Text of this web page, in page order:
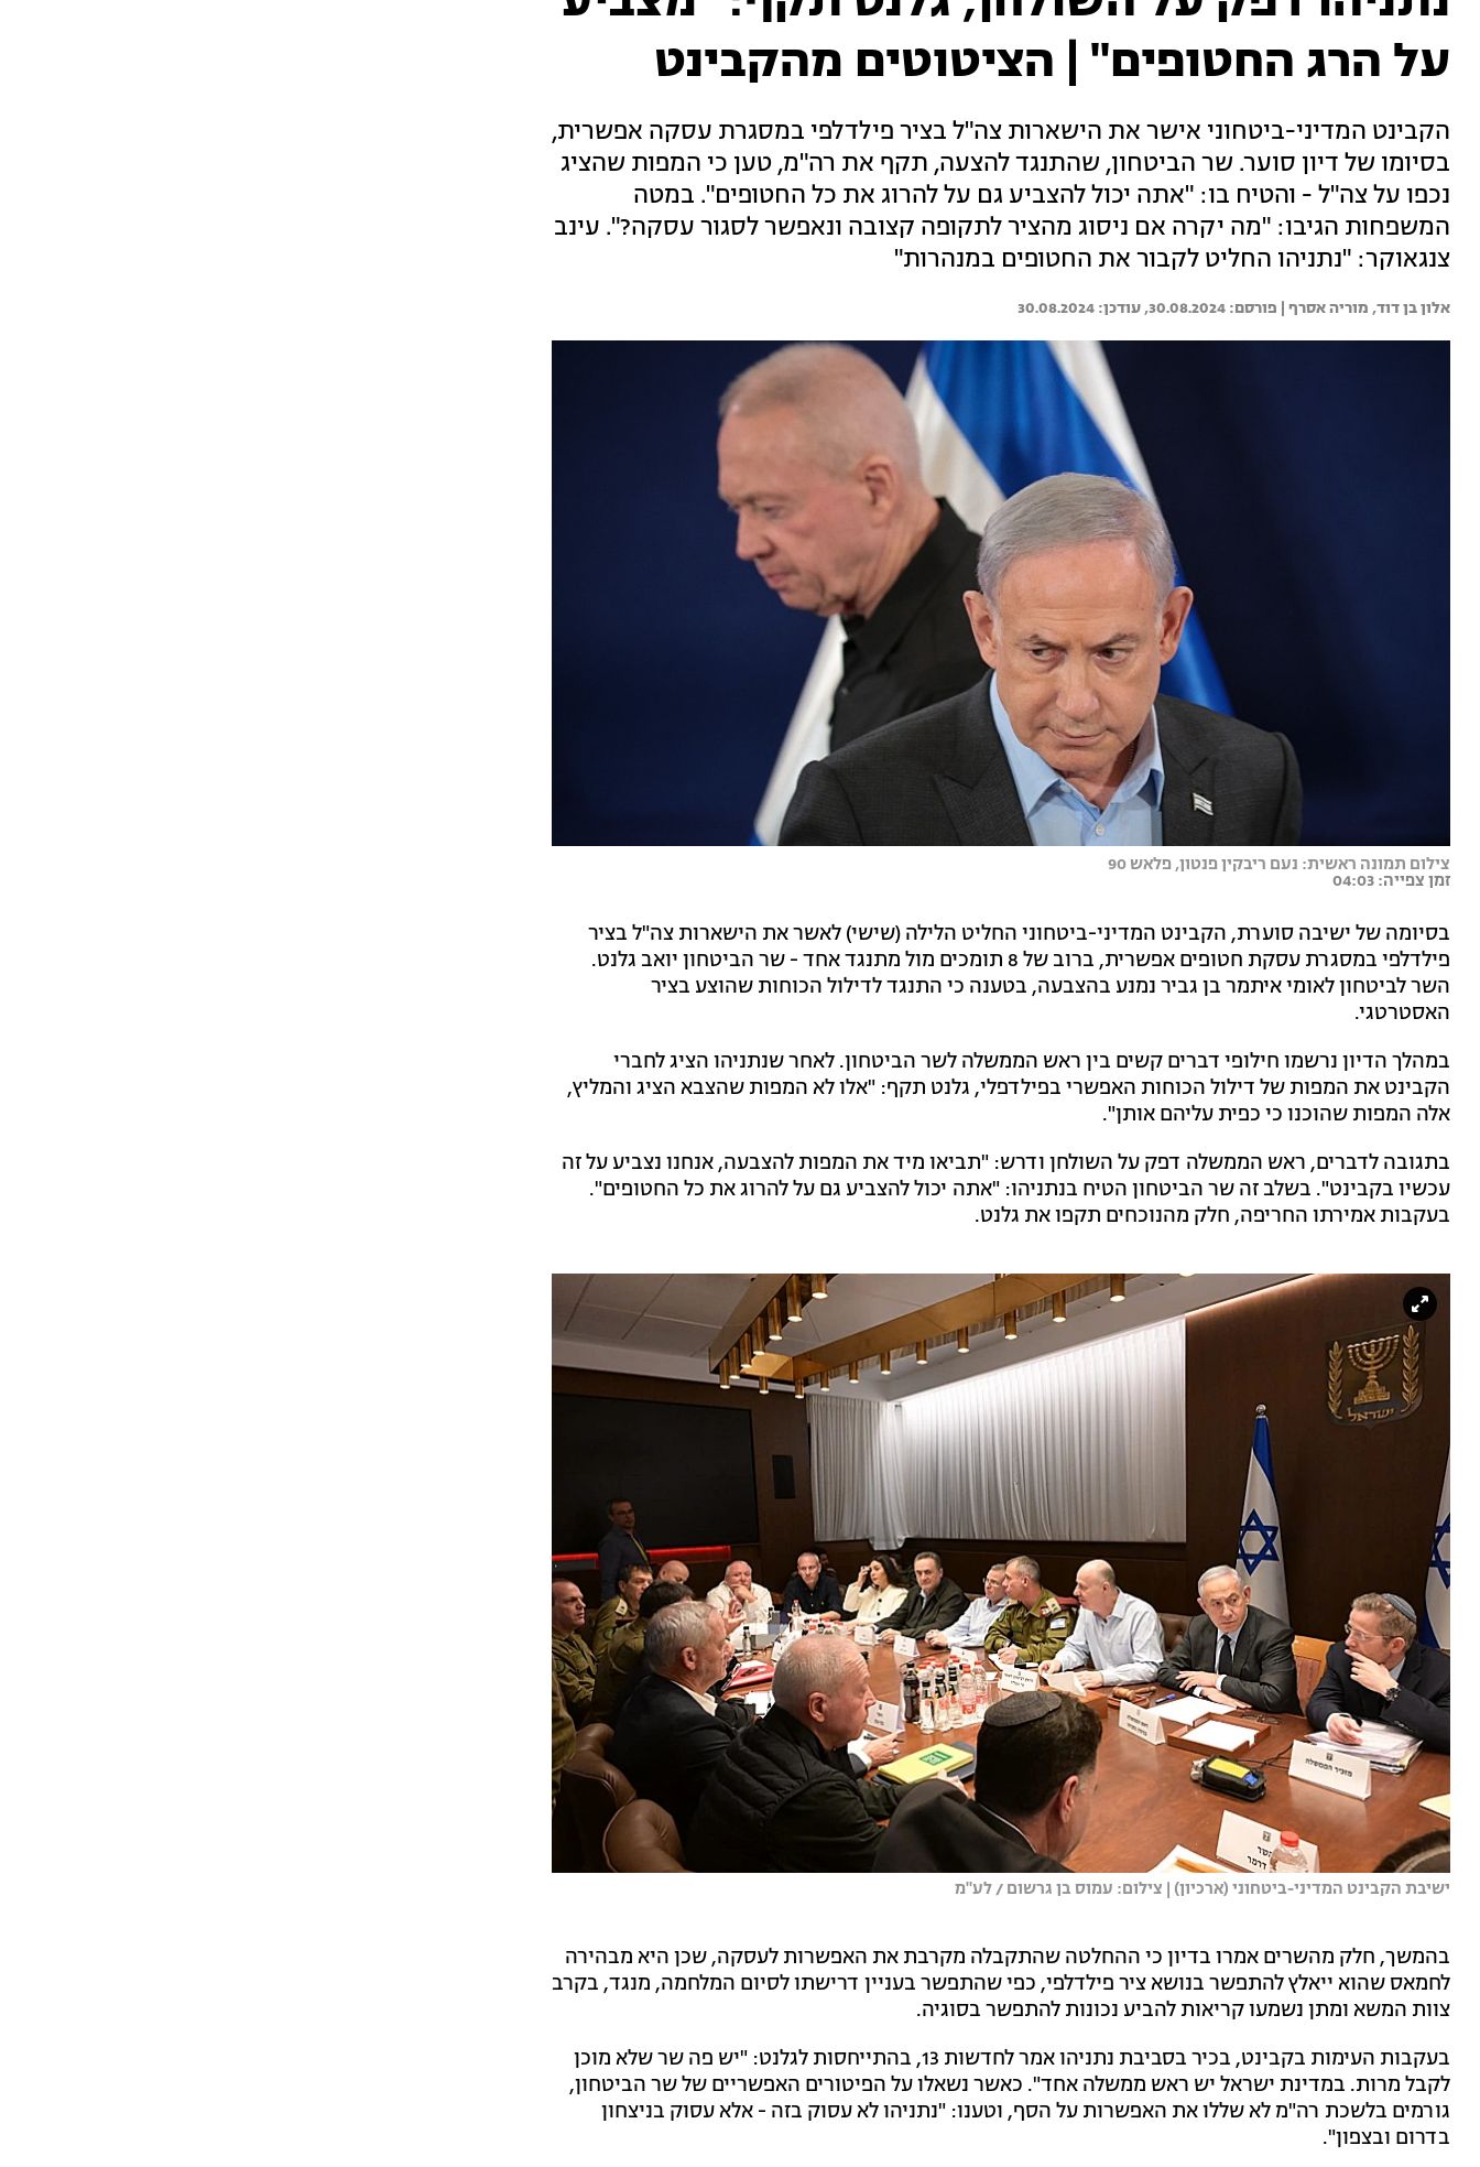
על הרג החטופים" | הציטוטים מהקבינט
הקבינט המדיני-ביטחוני אישר את הישארות צה"ל בציר פילדלפי במסגרת עסקה אפשרית,
בסיומו של דיון סוער. שר הביטחון, שהתנגד להצעה, תקף את רה"מ, טען כי המפות שהציג
נכפו על צה"ל - והטיח בו: "אתה יכול להצביע גם על להרוג את כל החטופים". במטה
המשפחות הגיבו: "מה יקרה אם ניסוג מהציר לתקופה קצובה ונאפשר לסגור עסקה?". עינב
צנגאוקר: "נתניהו החליט לקבור את החטופים במנהרות"
אלון בן דוד, מוריה אסרף | 30.08.2024
30.08.2024
צילום תמונה ראשית: נעם ריבקין פנטון, פלאש 90
זמן צפייה: 04:03
בסיומה של ישיבה סוערת, הקבינט המדיני-ביטחוני החליט הלילה (שישי) לאשר את הישארות צה"ל בציר
פילדלפי במסגרת עסקת חטופים אפשרית, ברוב של 8 תומכים מול מתנגד אחד - שר הביטחון יואב גלנט.
השר לביטחון לאומי איתמר בן גביר נמנע בהצבעה, בטענה כי התנגד לדילול הכוחות שהוצע בציר
האסטרטגי.
במהלך הדיון נרשמו חילופי דברים קשים בין ראש הממשלה לשר הביטחון. לאחר שנתניהו הציג לחברי
הקבינט את המפות של דילול הכוחות האפשרי בפילדפלי, גלנט תקף: "אלו לא המפות שהצבא הציג והמליץ,
אלה המפות שהוכנו כי כפית עליהם אותן".
בתגובה לדברים, ראש הממשלה דפק על השולחן ודרש: "תביאו מיד את המפות להצבעה, אנחנו נצביע על זה
עכשיו בקבינט". בשלב זה שר הביטחון הטיח בנתניהו: "אתה יכול להצביע גם על להרוג את כל החטופים".
בעקבות אמירתו החריפה, חלק מהנוכחים תקפו את גלנט.
ישיבת הקבינט המדיני-ביטחוני (ארכיון) | צילום: עמוס בן גרשום / לע"מ
בהמשך, חלק מהשרים אמרו בדיון כי ההחלטה שהתקבלה מקרבת את האפשרות לעסקה, שכן היא מבהירה
לחמאס שהוא ייאלץ להתפשר בנושא ציר פילדלפי, כפי שהתפשר בעניין דרישתו לסיום המלחמה, מנגד, בקרב
צוות המשא ומתן נשמעו קריאות להביע נכונות להתפשר בסוגיה.
בעקבות העימות בקבינט, בכיר בסביבת נתניהו אמר לחדשות 13, בהתייחסות לגלנט: "יש פה שר שלא מוכן
לקבל מרות. במדינת ישראל יש ראש ממשלה אחד". כאשר נשאלו על הפיטורים האפשריים של שר הביטחון,
גורמים בלשכת רה"מ לא שללו את האפשרות על הסף, וטענו: "נתניהו לא עסוק בזה - אלא עסוק בניצחון
בדרום ובצפון".